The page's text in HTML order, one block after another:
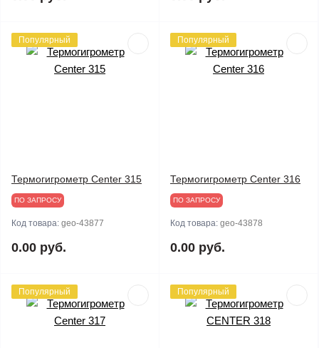
Популярный
Термогигрометр Center 315
ПО ЗАПРОСУ
Код товара: geo-43877
0.00 руб.
Популярный
Термогигрометр Center 316
ПО ЗАПРОСУ
Код товара: geo-43878
0.00 руб.
Популярный Популярный